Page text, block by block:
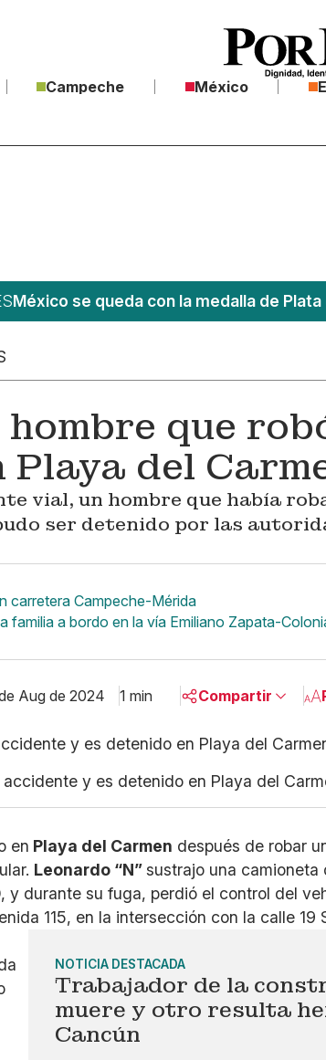
Campeche México
México se queda con la medalla de
que
Playa del
vial, un hombre que había
ser detenido por las
carretera Campeche-Mérida
familia a bordo en la vía Emiliano Zapata-
Aug de 2024 1 min Compartir
Linkedin
Facebook
Copiar enlace
y es detenido en Playa del
en Playa del Carmen después de robar
Leonardo “N”sustrajo una camioneta
, y durante su fuga, perdió el control del
115, en la intersección con la calle 19
NOTICIA DESTACADA
Trabajador de la
muere y otro resulta
Cancún